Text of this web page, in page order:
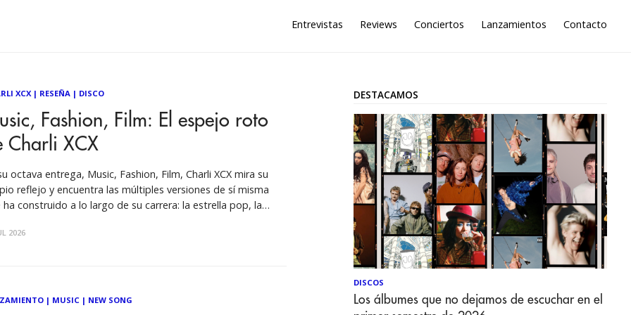
Entrevistas Reviews Conciertos Lanzamientos Contacto
XCX| RESEÑA| DISCO
Fashion, Film: El espejo roto
Charli XCX
octava entrega, Music, Fashion, Film, Charli XCX mira su
reflejo y encuentra las múltiples versiones de sí misma
ha construido a lo largo de su carrera: la estrella pop, la
reinventarse y enfrentarse a una paradoja
2026
| MUSIC| NEW SONG
DESTACAMOS
DISCOS
Los álbumes que no dejamos de escuchar en el